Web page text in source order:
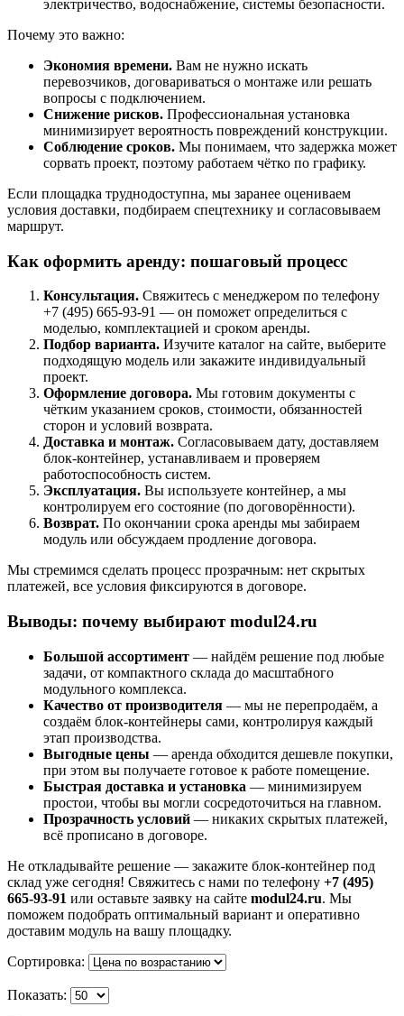
электричество, водоснабжение, системы безопасности.
Почему это важно:
Экономия времени. Вам не нужно искать
перевозчиков, договариваться о монтаже или решать
вопросы с подключением.
Снижение рисков. Профессиональная установка
минимизирует вероятность повреждений конструкции.
Соблюдение сроков. Мы понимаем, что задержка может
сорвать проект, поэтому работаем чётко по графику.
Если площадка труднодоступна, мы заранее оцениваем
условия доставки, подбираем спецтехнику и согласовываем
маршрут.
Как оформить аренду: пошаговый процесс
Консультация. Свяжитесь с менеджером по телефону
+7 (495) 665-93-91 — он поможет определиться с
моделью, комплектацией и сроком аренды.
Подбор варианта. Изучите каталог на сайте, выберите
подходящую модель или закажите индивидуальный
проект.
Оформление договора. Мы готовим документы с
чётким указанием сроков, стоимости, обязанностей
сторон и условий возврата.
Доставка и монтаж. Согласовываем дату, доставляем
блок-контейнер, устанавливаем и проверяем
работоспособность систем.
Эксплуатация. Вы используете контейнер, а мы
контролируем его состояние (по договорённости).
Возврат. По окончании срока аренды мы забираем
модуль или обсуждаем продление договора.
Мы стремимся сделать процесс прозрачным: нет скрытых
платежей, все условия фиксируются в договоре.
Выводы: почему выбирают modul24.ru
Большой ассортимент — найдём решение под любые
задачи, от компактного склада до масштабного
модульного комплекса.
Качество от производителя — мы не перепродаём, а
создаём блок-контейнеры сами, контролируя каждый
этап производства.
Выгодные цены — аренда обходится дешевле покупки,
при этом вы получаете готовое к работе помещение.
Быстрая доставка и установка — минимизируем
простои, чтобы вы могли сосредоточиться на главном.
Прозрачность условий — никаких скрытых платежей,
всё прописано в договоре.
Не откладывайте решение — закажите блок-контейнер под
склад уже сегодня! Свяжитесь с нами по телефону +7 (495)
665-93-91 или оставьте заявку на сайте modul24.ru. Мы
поможем подобрать оптимальный вариант и оперативно
доставим модуль на вашу площадку.
Сортировка:
Показать: